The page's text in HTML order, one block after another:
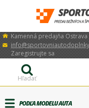
Kamenná predajňa Ostrava
Zaregistrujte sa
Hľadať
PODĽA MODELU AUTA